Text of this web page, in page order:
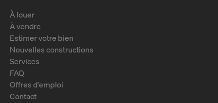
À louer
À vendre
Estimer votre bien
Nouvelles constructions
Services
FAQ
Offres d'emploi
Contact